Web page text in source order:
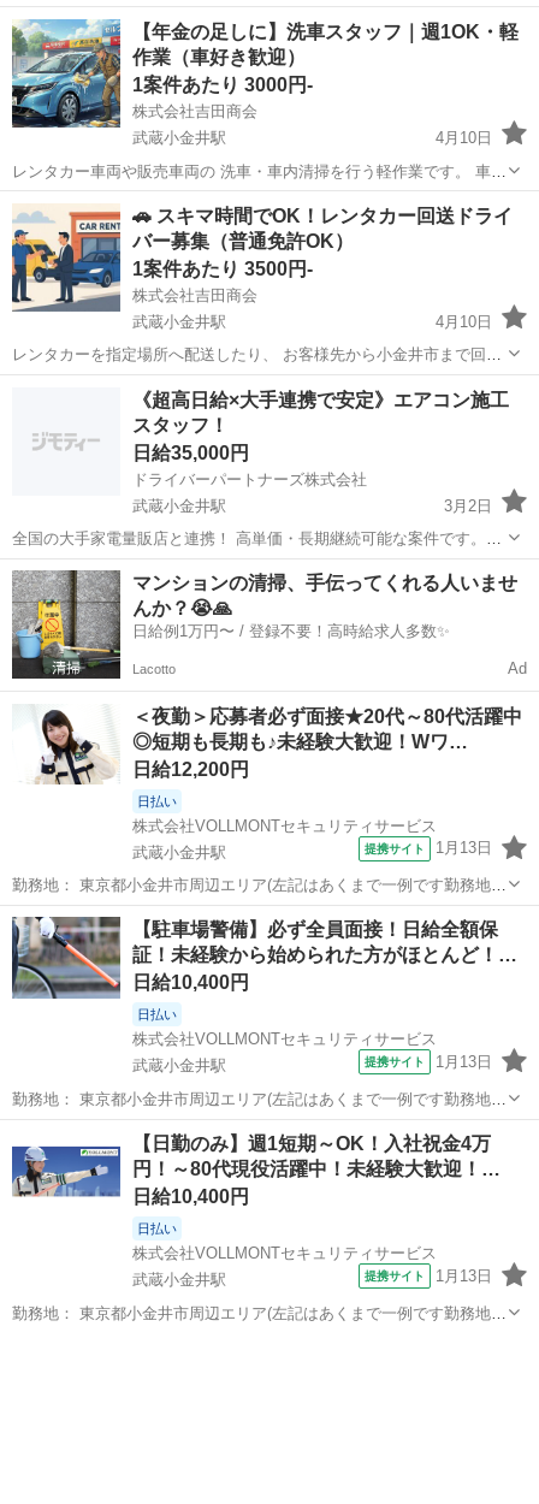
数あり) 武蔵小金井駅 徒歩5分 ／ 東小金井駅 徒歩5分 ／ 新小金井駅
徒歩5分 週勤務日時： 週1日~ 09:00〜18:00／20:00〜05:0...
東京 小金井市 武蔵小金井駅 警備員
【年金の足しに】洗車スタッフ｜週1OK・軽
作業（車好き歓迎）
1案件あたり 3000円-
株式会社吉田商会
武蔵小金井駅
4月10日
レンタカー車両や販売車両の 洗車・車内清掃を行う軽作業です。 車好
きの方歓迎。 いろいろな車に触れられます。 年金収入の足しに働きた
い方にも最適です。 体の負担が少ない軽作業になります。 作業は1台
ず...
東京 小金井市 武蔵小金井駅 スタッフ
🚗 スキマ時間でOK！レンタカー回送ドライ
バー募集（普通免許OK）
1案件あたり 3500円-
株式会社吉田商会
武蔵小金井駅
4月10日
レンタカーを指定場所へ配送したり、 お客様先から小金井市まで回送
するお仕事です。 運転するだけのシンプル業務です！ --- 🧰 お仕事内
小金井市 武蔵小金井駅 軽作業 出来高制
《超高日給×大手連携で安定》エアコン施工
スタッフ！
日給35,000円
ドライバーパートナーズ株式会社
武蔵小金井駅
3月2日
全国の大手家電量販店と連携！ 高単価・長期継続可能な案件です。
『副業でも可能！』 ご自身の案件+αで技術を生かし高収入を！ エア
コン取付を中心に、 需要が途切れない設備施工業務をお任せします！
閑散期でも仕事量が落ちな...
東京 小金井市 武蔵小金井駅 軽作業 スタッフ
マンションの清掃、手伝ってくれる人いませ
んか？😭🙏
日給例1万円〜 / 登録不要！高時給求人多数✨
Lacotto Ad
＜夜勤＞応募者必ず面接★20代～80代活躍中
◎短期も長期も♪未経験大歓迎！Wワ…
日給12,200円
日払い
株式会社VOLLMONTセキュリティサービス
武蔵小金井駅
提携サイト 1月13日
勤務地： 東京都小金井市周辺エリア(左記はあくまで一例です勤務地多
数あり) 武蔵小金井駅 徒歩5分 ／ 東小金井駅 徒歩5分 ／ 新小金井駅
徒歩5分 週勤務日時： 週1日~ 20:00〜05:00 雇用形態： パート...
東京 小金井市 武蔵小金井駅 警備員
【駐車場警備】必ず全員面接！日給全額保
証！未経験から始められた方がほとんど！
入…
日給10,400円
日払い
株式会社VOLLMONTセキュリティサービス
武蔵小金井駅
提携サイト 1月13日
勤務地： 東京都小金井市周辺エリア(左記はあくまで一例です勤務地多
数あり) 武蔵小金井駅 徒歩5分 ／ 東小金井駅 徒歩5分 ／ 新小金井駅
徒歩5分 週勤務日時： 週1日~ 09:00〜18:00／20:00〜05:0...
小金井市 武蔵小金井駅 警備員
【日勤のみ】週1短期～OK！入社祝金4万
円！～80代現役活躍中！未経験大歓迎！…
日給10,400円
日払い
株式会社VOLLMONTセキュリティサービス
武蔵小金井駅
提携サイト 1月13日
勤務地： 東京都小金井市周辺エリア(左記はあくまで一例です勤務地多